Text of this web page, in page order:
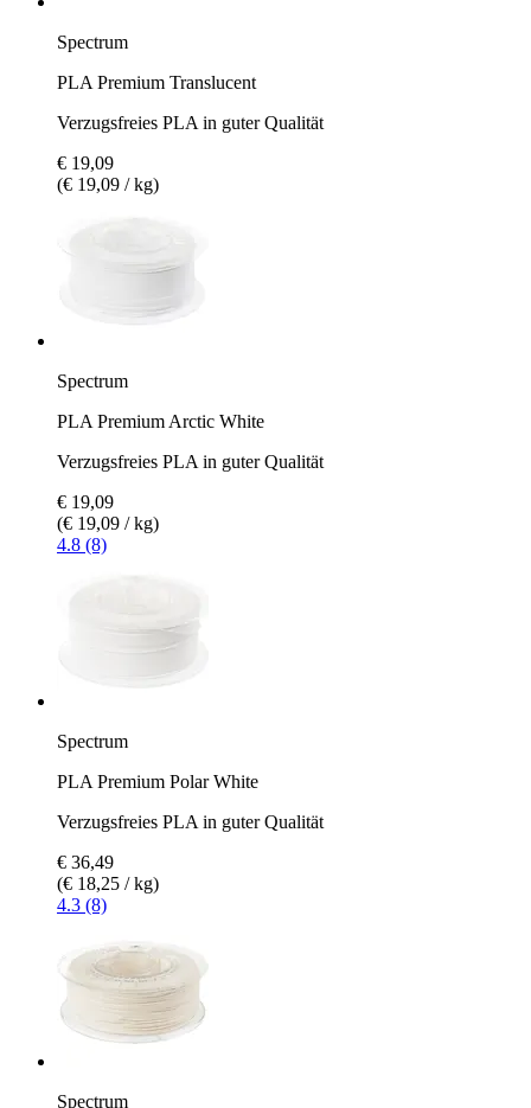
Spectrum
PLA Premium Translucent
Verzugsfreies PLA in guter Qualität
€ 19,09
(€ 19,09 / kg)
Spectrum
PLA Premium Arctic White
Verzugsfreies PLA in guter Qualität
€ 19,09
(€ 19,09 / kg)
4.8 (8)
Spectrum
PLA Premium Polar White
Verzugsfreies PLA in guter Qualität
€ 36,49
(€ 18,25 / kg)
4.3 (8)
Spectrum